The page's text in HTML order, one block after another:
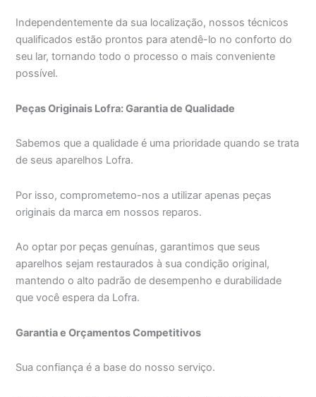
Independentemente da sua localização, nossos técnicos
qualificados estão prontos para atendê-lo no conforto do
seu lar, tornando todo o processo o mais conveniente
possível.
Peças Originais Lofra: Garantia de Qualidade
Sabemos que a qualidade é uma prioridade quando se trata
de seus aparelhos Lofra.
Por isso, comprometemo-nos a utilizar apenas peças
originais da marca em nossos reparos.
Ao optar por peças genuínas, garantimos que seus
aparelhos sejam restaurados à sua condição original,
mantendo o alto padrão de desempenho e durabilidade
que você espera da Lofra.
Garantia e Orçamentos Competitivos
Sua confiança é a base do nosso serviço.